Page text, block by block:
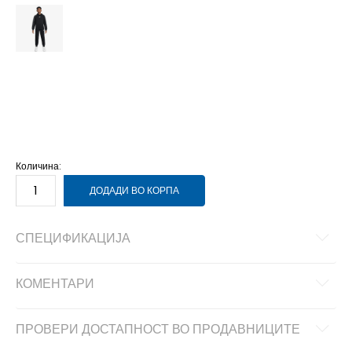
Количина:
ДОДАДИ ВО КОРПА
СПЕЦИФИКАЦИЈА
КОМЕНТАРИ
ПРОВЕРИ ДОСТАПНОСТ ВО ПРОДАВНИЦИТЕ